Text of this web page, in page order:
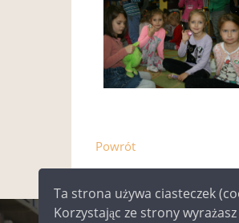
Ta strona używa ciasteczek
Korzystając ze strony
Powrót